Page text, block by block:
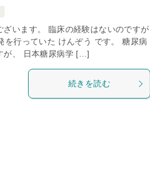
います。 臨床の経験はないのですが
を行っていた けんぞう です。 糖尿病
が、 日本糖尿病学 […]
続きを読む